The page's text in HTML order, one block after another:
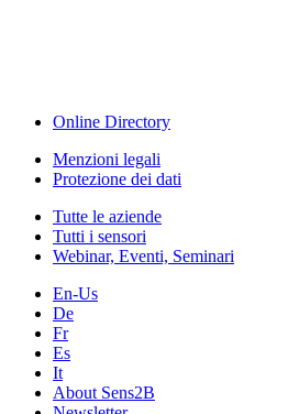
Online Directory
Menzioni legali
Protezione dei dati
Tutte le aziende
Tutti i sensori
Webinar, Eventi, Seminari
En-Us
De
Fr
Es
It
About Sens2B